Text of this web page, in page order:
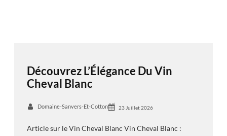
Découvrez L’Élégance Du Vin
Cheval Blanc
Domaine-Sanvers-Et-Cotton 23 Juillet 2026
Article sur le Vin Cheval Blanc Vin Cheval Blanc :